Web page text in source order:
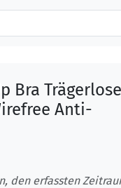
Bra
Anti-
den erfassten